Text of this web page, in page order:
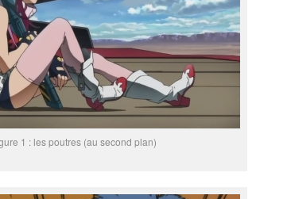
1 : les poutres (au second plan)